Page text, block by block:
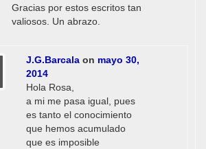
Gracias por estos escritos tan
valiosos. Un abrazo.
J.G.Barcala on mayo 30,
2014
Hola Rosa,
a mi me pasa igual, pues
es tanto el conocimiento
que hemos acumulado
que es imposible